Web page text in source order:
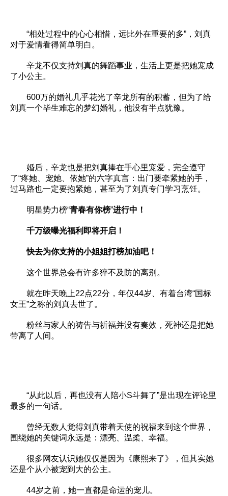
“相处过程中的心心相惜，远比外在重要的多”，刘真
对于爱情看得简单明白。
辛龙不仅支持刘真的舞蹈事业，生活上更是把她宠成
了小公主。
600万的婚礼几乎花光了辛龙所有的积蓄，但为了给
刘真一个毕生难忘的梦幻婚礼，他没有半点犹豫。
婚后，辛龙也是把刘真捧在手心里宠爱，完全遵守
了“疼她、宠她、依她”的六字真言：出门要牵紧她的手，
过马路也一定要抱紧她，甚至为了刘真专门学习烹饪。
明星势力榜“青春有你榜”进行中！
千万级曝光福利即将开启！
快去为你支持的小姐姐打榜加油吧！
这个世界总会有许多猝不及防的离别。
就在昨天晚上22点22分，年仅44岁、有着台湾“国标
女王”之称的刘真去世了。
粉丝与家人的祷告与祈福并没有奏效，死神还是把她
带离了人间。
“从此以后，再也没有人陪小S斗舞了”是出现在评论里
最多的一句话。
曾经无数人觉得刘真带着天使的祝福来到这个世界，
围绕她的关键词永远是：漂亮、温柔、幸福。
很多网友认识她仅仅是因为《康熙来了》，但其实她
还是个从小被宠到大的公主。
44岁之前，她一直都是命运的宠儿。